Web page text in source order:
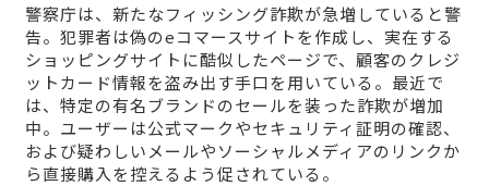
警察庁は、新たなフィッシング詐欺が急増していると警
告。犯罪者は偽のeコマースサイトを作成し、実在する
ショッピングサイトに酷似したページで、顧客のクレジ
ットカード情報を盗み出す手口を用いている。最近で
は、特定の有名ブランドのセールを装った詐欺が増加
中。ユーザーは公式マークやセキュリティ証明の確認、
および疑わしいメールやソーシャルメディアのリンクか
ら直接購入を控えるよう促されている。